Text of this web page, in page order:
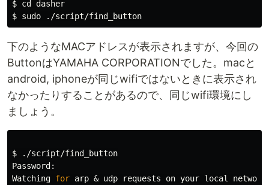
$ cd
$ sudo
下のようなMACアドレスが表示されますが、今回の
ButtonはYAMAHA CORPORATIONでした。macと
android, iphoneが同じwifiではないときに表示され
なかったりすることがあるので、同じwifi環境にし
ましょう。
$
./script/find_button
Password:
Watching for arp & udp requests on your local